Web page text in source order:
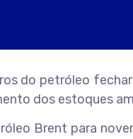
do petróleo
dos estoques
Brent para